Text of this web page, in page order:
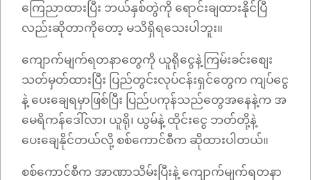
ကြေညာထားပြီး ဘယ်နှစ်တွဲကို ရောင်းချထားနိုင်ပြီ
လည်းဆိုတာကိုတော့ မသိရှိရသေးပါဘူး။
ကျောက်မျက်ရတနာတွေကို ယူရိုငွေနဲ့ကြမ်းခင်းစျေး
သတ်မှတ်ထားပြီး ပြည်တွင်းလုပ်ငန်းရှင်တွေက ကျပ်ငွေ
နဲ့ ပေးချေရမှာဖြစ်ပြီး ပြည်ပကုန်သည်တွေအနေနဲ့က အ
မေရိကန်ဒေါ်လာ၊ ယူရို၊ ယွမ်နဲ့ ထိုင်းငွေ ဘတ်တို့နဲ့
ပေးချေနိုင်တယ်လို့ စစ်ကောင်စီက ဆိုထားပါတယ်။
စစ်ကောင်စီက အာဏာသိမ်းပြီးနဲ့ ကျောက်မျက်ရတနာ